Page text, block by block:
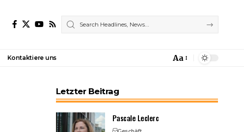
Kontaktiere uns
Font
Aa
Letzter Beitrag
Pascale Leclerc